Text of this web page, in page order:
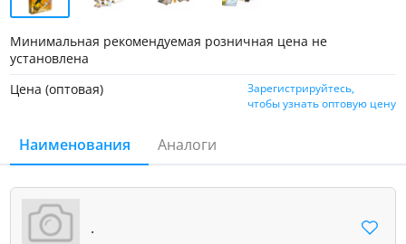
Минимальная рекомендуемая розничная цена не
установлена
Цена (оптовая)
Зарегистрируйтесь,
чтобы узнать оптовую цену
Наименования Аналоги
.